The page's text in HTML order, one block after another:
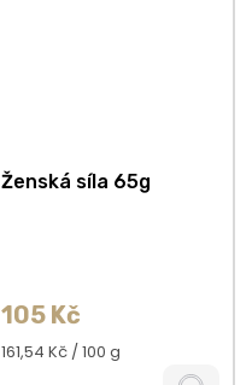
Ženská síla 65g
105 Kč
Měrná
161,54 Kč / 100 g